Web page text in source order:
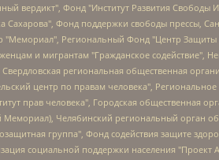
Викторович, Общество с ограниченной ответственностью "Честные выборы", Еланчик Олег Александрович, Общество с ограниченной ответственностью "Нобелевский призыв", Гималова Регина Эмилевна, Григорьев Андрей Валерьевич, Григорьева Алина Александровна, Ассоциация по содействию защите прав призывников, альтернативнослужащих и военнослужащих "Правозащитная группа "Гражданин.Армия.Право", Хисамова Регина Фаритовна, Автономная некоммерческая организация по реализации социально-правовых программ "Лилит", Дальневосточное общественное движение "Маяк", Санкт-Петербургская ЛГБТ-инициативная группа "Выход", Инициативная группа ЛГБТ+ "Реверс", Алексеев Андрей Викторович, Бекбулатова Таисия Львовна, Беляев Иван Михайлович, Владыкина Елена Сергеевна, Гельман Марат Александрович, Никульшина Вероника Юрьевна, Толоконникова Надежда Андреевна, Шендерович Виктор Анатольевич, Общество с ограниченной ответственностью "Данное сообщение", Общество с ограниченной ответственностью Издательский дом "Новая глава", Айнбиндер Александра Александровна, Московский комьюнити-центр для ЛГБТ+инициатив, Благотворительный фонд развития филантропии, Deutsche Welle (Германия, Kurt-Schumacher-Strasse 3, 53113 Bonn), Борзунова Мария Михайловна, Воробьев Виктор Викторович, Голубева Анна Львовна, Константинова Алла Михайловна, Малкова Ирина Владимировна, Мурадов Мурад Абдулгалимович, Осетинская Елизавета Николаевна, Понасенков Евгений Николаевич, Ганапольский Матвей Юрьевич, Киселев Евгений Алексеевич, Борухович Ирина Григорьевна, Дремин Иван Тимофеевич, Дубровский Дмитрий Викторович, Красноярская региональная общественная организация поддержки и развития альтернативных образовательных технологий и межкультурных коммуникаций "ИНТЕРРА", Маяковская Екатерина Алексеевна, Фейгин Марк Захарович, Филимонов Андрей Викторович, Дзугкоева Регина Николаевна, Доброхотов Роман Александрович, Дудь Юрий Александрович, Елкин Сергей Владимирович, Кругликов Кирилл Игоревич, Сабунаева Мария Леонидовна, Семенов Алексей Владимирович, Шаинян Карен Багратович, Шульман Екатерина